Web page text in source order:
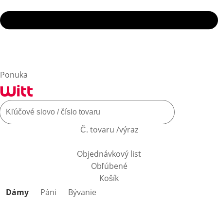
Ponuka
Č. tovaru /výraz
Objednávkový list
Obľúbené
Košík
Preskočiť kategórie produktov
Dámy Páni
Bývanie